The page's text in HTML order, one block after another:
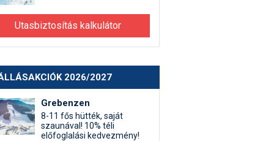
Utasbiztosítás kalkulátor
2026/2027
Grebenzen
8-11 fős hütték, saját
szaunával! 10% téli
előfoglalási kedvezmény!